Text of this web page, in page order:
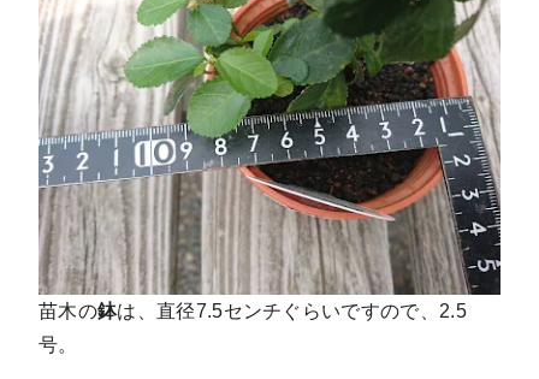
苗木の鉢は、直径7.5センチぐらいですので、2.5
号。